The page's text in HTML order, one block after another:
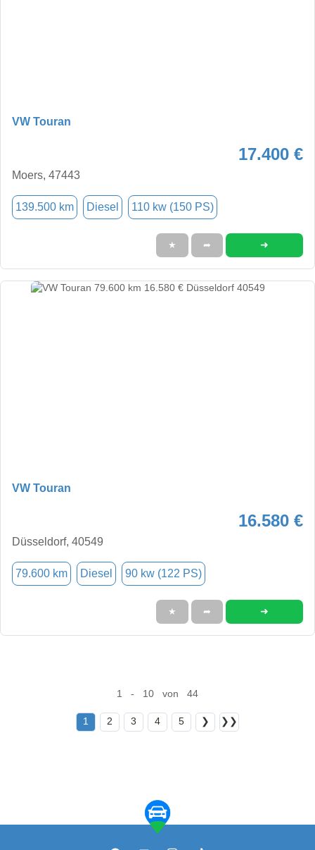
VW Touran
17.400 €
Moers, 47443
139.500 km Diesel 110 kw (150 PS)
★ ➦ ➜
VW Touran
16.580 €
Düsseldorf, 40549
79.600 km Diesel 90 kw (122 PS)
★ ➦ ➜
1 - 10 von 44
1 2 3 4 5 ❯ ❯❯